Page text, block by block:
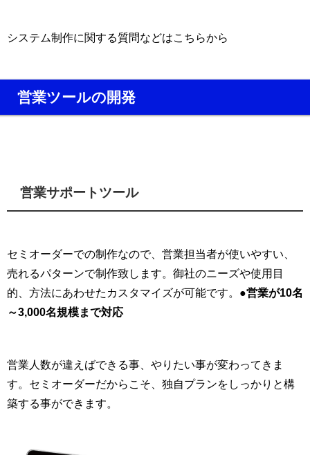
システム制作に関する質問などはこちらから
営業ツールの開発
営業サポートツール
セミオーダーでの制作なので、営業担当者が使いやすい、
売れるパターンで制作致します。御社のニーズや使用目
的、方法にあわせたカスタマイズが可能です。 ●営業が10名
～3,000名規模まで対応
営業人数が違えばできる事、やりたい事が変わってきま
す。セミオーダーだからこそ、独自プランをしっかりと構
築する事ができます。